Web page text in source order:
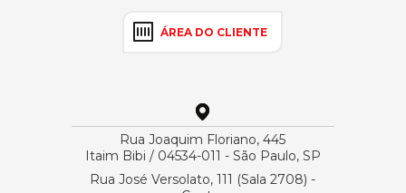
ÁREA DO CLIENTE
Rua Joaquim Floriano, 445
Itaim Bibi / 04534-011 - São Paulo, SP
Rua José Versolato, 111 (Sala 2708) -